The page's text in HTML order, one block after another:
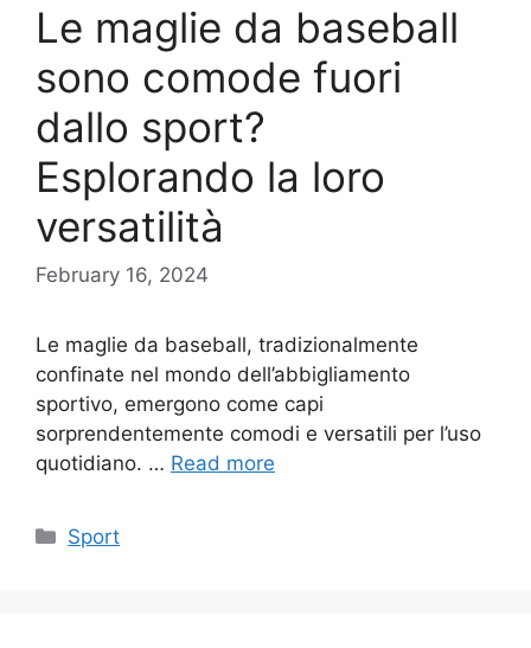
Le maglie da baseball
sono comode fuori
dallo sport?
Esplorando la loro
versatilità
February 16, 2024
Le maglie da baseball, tradizionalmente
confinate nel mondo dell’abbigliamento
sportivo, emergono come capi
sorprendentemente comodi e versatili per l’uso
quotidiano. … Read more
Categories
Sport